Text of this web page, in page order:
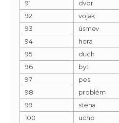
91 dvor
92
vojak
93
úsmev
94
hora
95
duch
96
byt
97
pes
98
problém
99
stena
100
ucho